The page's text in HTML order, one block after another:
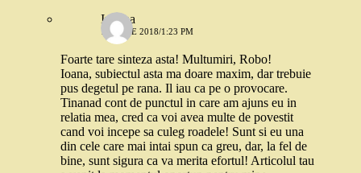
Iuliana
16 IULIE 2018/1:23 PM
Foarte tare sinteza asta! Multumiri, Robo!
Ioana, subiectul asta ma doare maxim, dar trebuie
pus degetul pe rana. Il iau ca pe o provocare.
Tinanad cont de punctul in care am ajuns eu in
relatia mea, cred ca voi avea multe de povestit
cand voi incepe sa culeg roadele! Sunt si eu una
din cele care mai intai spun ca greu, dar, la fel de
bine, sunt sigura ca va merita efortul! Articolul tau